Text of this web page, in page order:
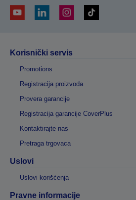
Korisnički servis
Promotions
Registracija proizvoda
Provera garancije
Registracija garancije CoverPlus
Kontaktirajte nas
Pretraga trgovaca
Uslovi
Uslovi korišćenja
Pravne informacije